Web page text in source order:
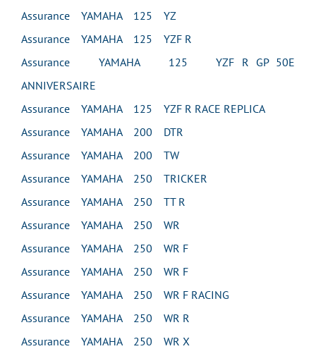
Assurance YAMAHA 125 YZ
Assurance YAMAHA 125 YZF R
Assurance YAMAHA 125 YZF R GP 50E
ANNIVERSAIRE
Assurance YAMAHA 125 YZF R RACE REPLICA
Assurance YAMAHA 200 DTR
Assurance YAMAHA 200 TW
Assurance YAMAHA 250 TRICKER
Assurance YAMAHA 250 TT R
Assurance YAMAHA 250 WR
Assurance YAMAHA 250 WR F
Assurance YAMAHA 250 WR F
Assurance YAMAHA 250 WR F RACING
Assurance YAMAHA 250 WR R
Assurance YAMAHA 250 WR X